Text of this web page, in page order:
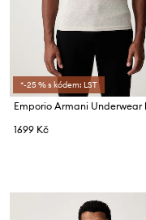
*-25 % s kódem: LST
1699 Kč